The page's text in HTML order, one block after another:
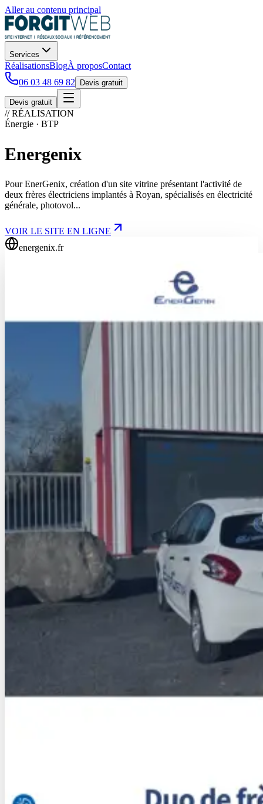
Aller au contenu principal
Services
RéalisationsBlogÀ proposContact
06 03 48 69 82
Devis gratuit
Devis gratuit
// RÉALISATION
Énergie · BTP
Energenix
Pour EnerGenix, création d'un site vitrine présentant l'activité de
deux frères électriciens implantés à Royan, spécialisés en électricité
générale, photovol...
VOIR LE SITE EN LIGNE
energenix.fr